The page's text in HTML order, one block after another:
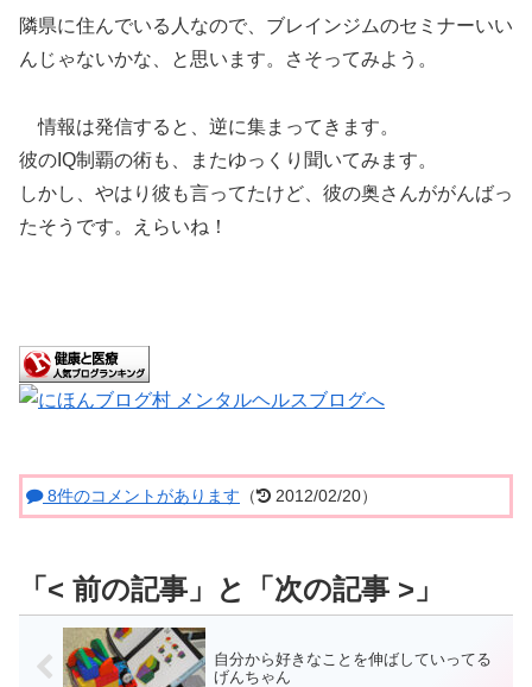
隣県に住んでいる人なので、ブレインジムのセミナーいい
んじゃないかな、と思います。さそってみよう。
情報は発信すると、逆に集まってきます。
彼のIQ制覇の術も、またゆっくり聞いてみます。
しかし、やはり彼も言ってたけど、彼の奥さんががんばっ
たそうです。えらいね！
8件のコメントがあります （ 2012/02/20）
自分から好きなことを伸ばしていってる
げんちゃん